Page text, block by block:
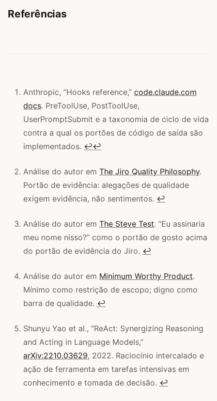
Referências
Anthropic, “Hooks reference,” code.claude.com
docs. PreToolUse, PostToolUse,
UserPromptSubmit e a taxonomia de ciclo de vida
contra a qual os portões de código de saída são
implementados. ↩↩
Análise do autor em The Jiro Quality Philosophy.
Portão de evidência: alegações de qualidade
exigem evidência, não sentimentos. ↩
Análise do autor em The Steve Test. “Eu assinaria
meu nome nisso?” como o portão de gosto acima
do portão de evidência do Jiro. ↩
Análise do autor em Minimum Worthy Product.
Mínimo como restrição de escopo; digno como
barra de qualidade. ↩
Shunyu Yao et al., “ReAct: Synergizing Reasoning
and Acting in Language Models,”
arXiv:2210.03629, 2022. Raciocínio intercalado e
ação de ferramenta em tarefas intensivas em
conhecimento e tomada de decisão. ↩